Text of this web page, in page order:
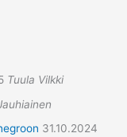
Tuula Vilkki
31.10.2024